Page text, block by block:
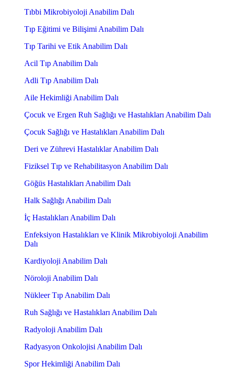
Tıbbi Mikrobiyoloji Anabilim Dalı
Tıp Eğitimi ve Bilişimi Anabilim Dalı
Tıp Tarihi ve Etik Anabilim Dalı
Acil Tıp Anabilim Dalı
Adli Tıp Anabilim Dalı
Aile Hekimliği Anabilim Dalı
Çocuk ve Ergen Ruh Sağlığı ve Hastalıkları Anabilim Dalı
Çocuk Sağlığı ve Hastalıkları Anabilim Dalı
Deri ve Zührevi Hastalıklar Anabilim Dalı
Fiziksel Tıp ve Rehabilitasyon Anabilim Dalı
Göğüs Hastalıkları Anabilim Dalı
Halk Sağlığı Anabilim Dalı
İç Hastalıkları Anabilim Dalı
Enfeksiyon Hastalıkları ve Klinik Mikrobiyoloji Anabilim
Dalı
Kardiyoloji Anabilim Dalı
Nöroloji Anabilim Dalı
Nükleer Tıp Anabilim Dalı
Ruh Sağlığı ve Hastalıkları Anabilim Dalı
Radyoloji Anabilim Dalı
Radyasyon Onkolojisi Anabilim Dalı
Spor Hekimliği Anabilim Dalı